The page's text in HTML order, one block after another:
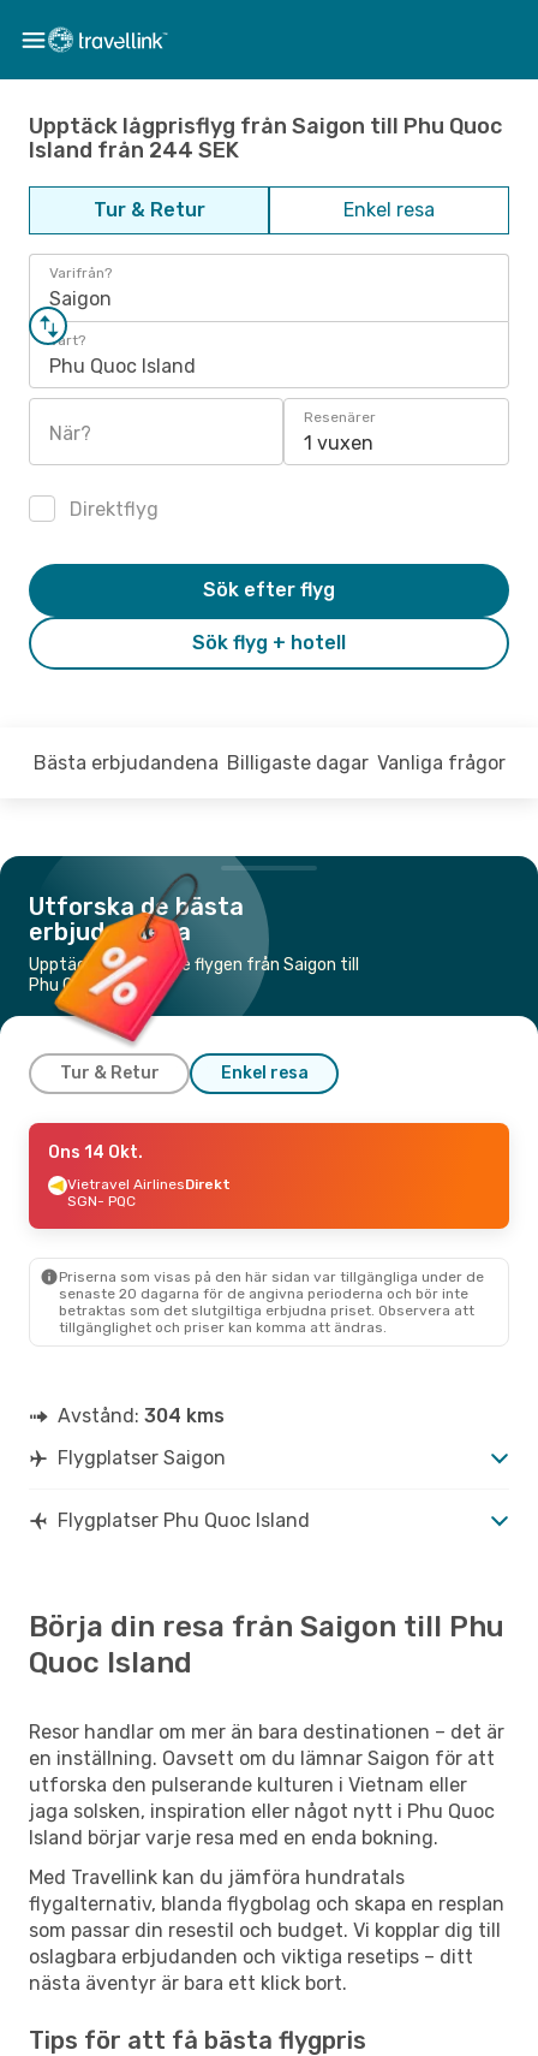
Upptäck lågprisflyg från Saigon till Phu Quoc
Island från 244 SEK
Tur & Retur Enkel resa
Varifrån?
Saigon
Vart?
Phu Quoc Island
När?
Resenärer
1 vuxen
Direktflyg
Sök flyg + hotell
Sök efter flyg
Bästa erbjudandena Billigaste dagar Vanliga frågor
Utforska de bästa
erbjudandena
Upptäck de billigaste flygen från Saigon till
Phu Quoc Island
Tur & Retur Enkel resa
Tis 13 Okt.- Tors 22 Okt.
Vietravel AirlinesDirekt
SGN- PQC
PQC- SGN
Ons 14 Okt.
Vietravel AirlinesDirekt
SGN- PQC
Priserna som visas på den här sidan var tillgängliga under de
senaste 20 dagarna för de angivna perioderna och bör inte
betraktas som det slutgiltiga erbjudna priset. Observera att
tillgänglighet och priser kan komma att ändras.
Avstånd: 304 kms
Flygplatser Saigon
Flygplatser Phu Quoc Island
Börja din resa från Saigon till Phu
Quoc Island
Resor handlar om mer än bara destinationen – det är
en inställning. Oavsett om du lämnar Saigon för att
utforska den pulserande kulturen i Vietnam eller
jaga solsken, inspiration eller något nytt i Phu Quoc
Island börjar varje resa med en enda bokning.
Med Travellink kan du jämföra hundratals
flygalternativ, blanda flygbolag och skapa en resplan
som passar din resestil och budget. Vi kopplar dig till
oslagbara erbjudanden och viktiga resetips – ditt
nästa äventyr är bara ett klick bort.
Tips för att få bästa flygpris